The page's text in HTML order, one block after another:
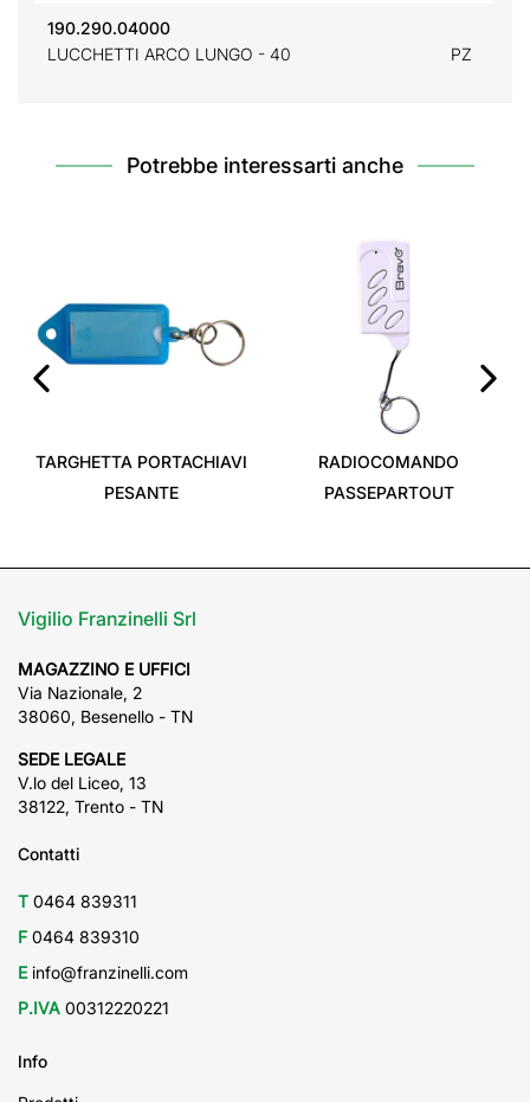
190.290.04000
LUCCHETTI ARCO LUNGO - 40
PZ
Potrebbe interessarti anche
TARGHETTA PORTACHIAVI
PESANTE
RADIOCOMANDO
PASSEPARTOUT
Vigilio Franzinelli Srl
MAGAZZINO E UFFICI
Via Nazionale, 2
38060, Besenello - TN
SEDE LEGALE
V.lo del Liceo, 13
38122, Trento - TN
Contatti
T 0464 839311
F 0464 839310
E info@franzinelli.com
P.IVA 00312220221
Info